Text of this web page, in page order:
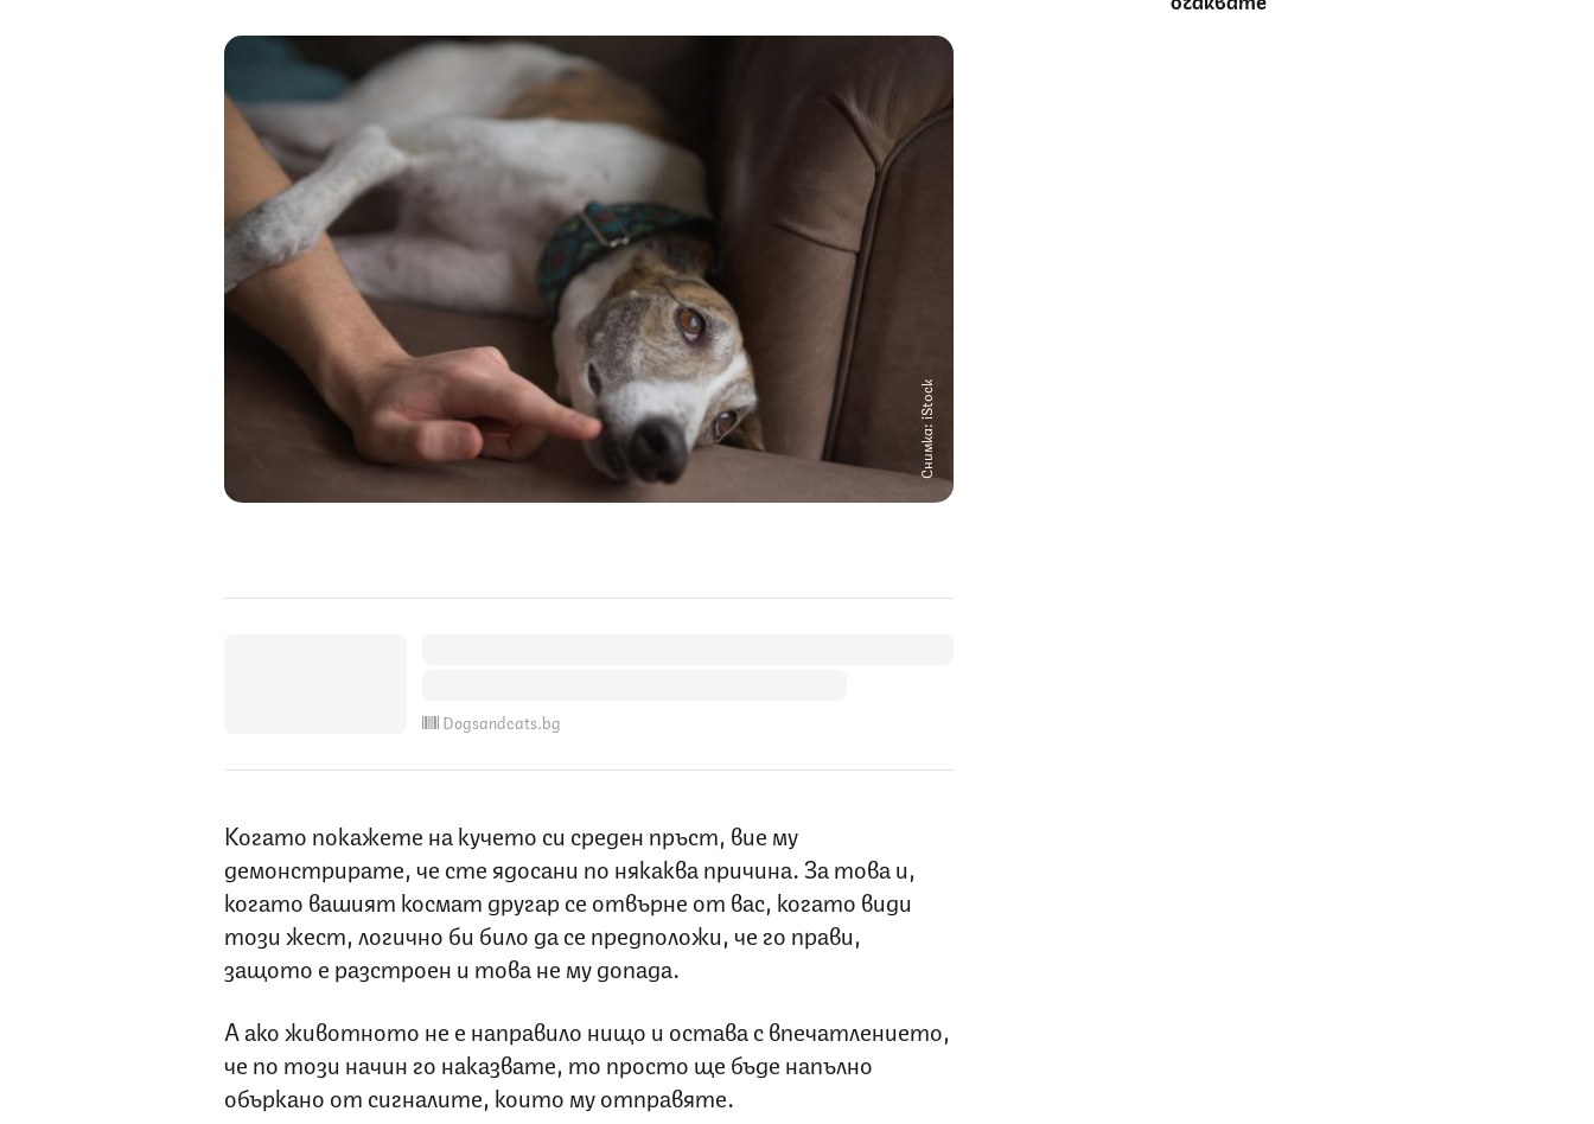
Снимка: iStock
Dogsandcats.bg
Когато покажете на кучето си среден пръст, вие му
демонстрирате, че сте ядосани по някаква причина. За това и,
когато вашият космат другар се отвърне от вас, когато види
този жест, логично би било да се предположи, че го прави,
защото е разстроен и това не му допада.
А ако животното не е направило нищо и остава с впечатлението,
че по този начин го наказвате, то просто ще бъде напълно
объркано от сигналите, които му отправяте.